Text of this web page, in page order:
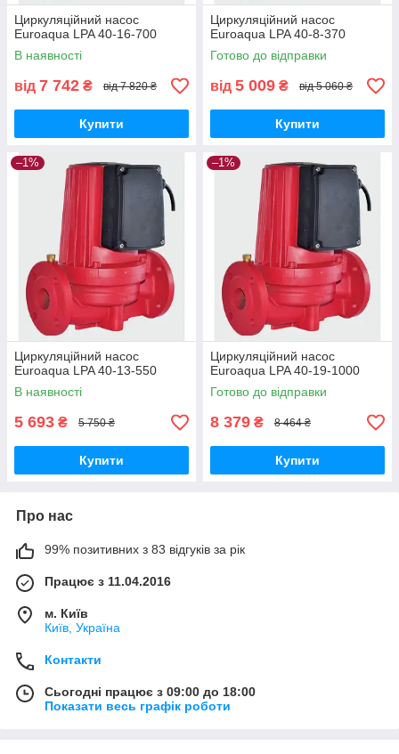
Циркуляційний насос
Euroaqua LPA 40-16-700
В наявності
від 7 742 ₴ від 7 820 ₴
Купити
Циркуляційний насос
Euroaqua LPA 40-8-370
Готово до відправки
від 5 009 ₴ від 5 060 ₴
Купити
–1%
Циркуляційний насос
Euroaqua LPA 40-13-550
В наявності
5 693 ₴ 5 750 ₴
Купити
–1%
Циркуляційний насос
Euroaqua LPA 40-19-1000
Готово до відправки
8 379 ₴ 8 464 ₴
Купити
Про нас
99% позитивних з 83 відгуків за рік
Працює з 11.04.2016
м. Київ
Київ, Україна
Контакти
Сьогодні працює з 09:00 до 18:00
Показати весь графік роботи